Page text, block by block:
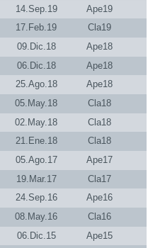
14.Sep.19
Ape19
17.Feb.19
Cla19
09.Dic.18
Ape18
06.Dic.18
Ape18
25.Ago.18
Ape18
05.May.18
Cla18
02.May.18
Cla18
21.Ene.18
Cla18
05.Ago.17
Ape17
19.Mar.17
Cla17
24.Sep.16
Ape16
08.May.16
Cla16
06.Dic.15
Ape15